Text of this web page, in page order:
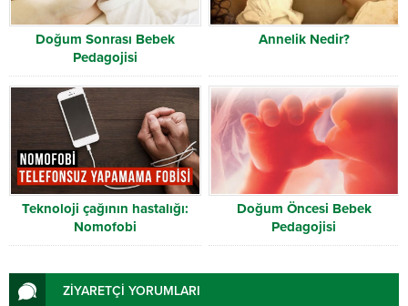
Doğum Sonrası Bebek
Pedagojisi
Annelik Nedir?
Teknoloji çağının hastalığı:
Nomofobi
Doğum Öncesi Bebek
Pedagojisi
ZİYARETÇİ YORUMLARI